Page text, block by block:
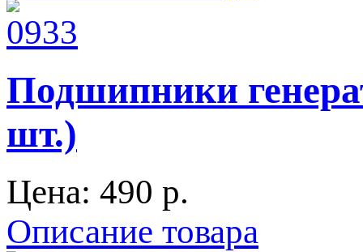
Подшипники
шт.)
Цена: 490 p.
Описание товара